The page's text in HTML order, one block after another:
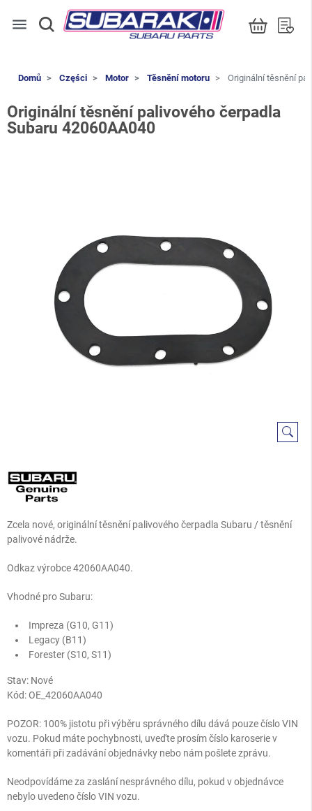
menu
Domů Części Motor Těsnění motoru Originální těsnění
Originální těsnění palivového čerpadla
Subaru 42060AA040
Zcela nové, originální těsnění palivového čerpadla Subaru / těsnění
palivové nádrže.
Odkaz výrobce 42060AA040.
Vhodné pro Subaru:
Impreza (G10, G11)
Legacy (B11)
Forester (S10, S11)
Stav: Nové
Kód:OE_42060AA040
POZOR: 100% jistotu při výběru správného dílu dává pouze číslo VIN
vozu. Pokud máte pochybnosti, uveďte prosím číslo karoserie v
komentáři při zadávání objednávky nebo nám pošlete zprávu.
Neodpovídáme za zaslání nesprávného dílu, pokud v objednávce
nebylo uvedeno číslo VIN vozu.